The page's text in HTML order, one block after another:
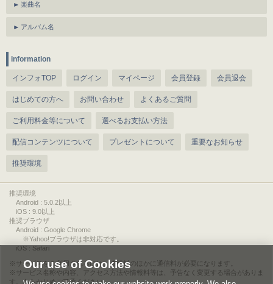
楽曲名
アルバム名
information
インフォTOP ログイン マイページ 会員登録 会員退会
はじめての方へ お問い合わせ よくあるご質問
ご利用料金等について 選べるお支払い方法
配信コンテンツについて プレゼントについて 重要なお知らせ
推奨環境
推奨環境
Android : 5.0.2以上
iOS : 9.0以上
推奨ブラウザ
Android : Google Chrome
※Yahoo!ブラウザは非対応です。
iOS : Safari
サービスをご利用されるには、情報料のほかに通信料が必要になります。
サービス名称や内容、アクセス方法や情報料等は、予告なく変更する場合がありま
す。あらかじめご了承ください。
Our use of Cookies